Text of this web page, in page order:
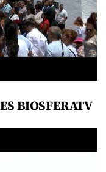
BIOSFERATV